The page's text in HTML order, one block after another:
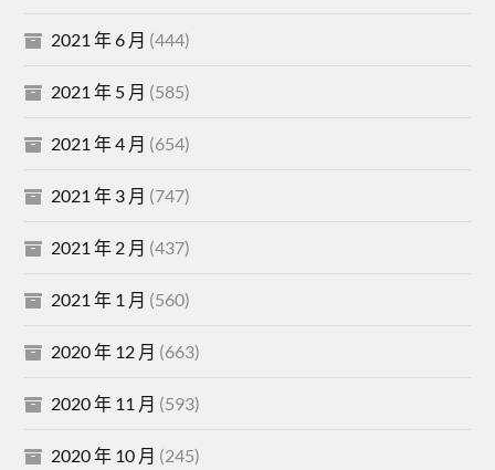
2021 年 6 月 (444)
2021 年 5 月 (585)
2021 年 4 月 (654)
2021 年 3 月 (747)
2021 年 2 月 (437)
2021 年 1 月 (560)
2020 年 12 月 (663)
2020 年 11 月 (593)
2020 年 10 月 (245)